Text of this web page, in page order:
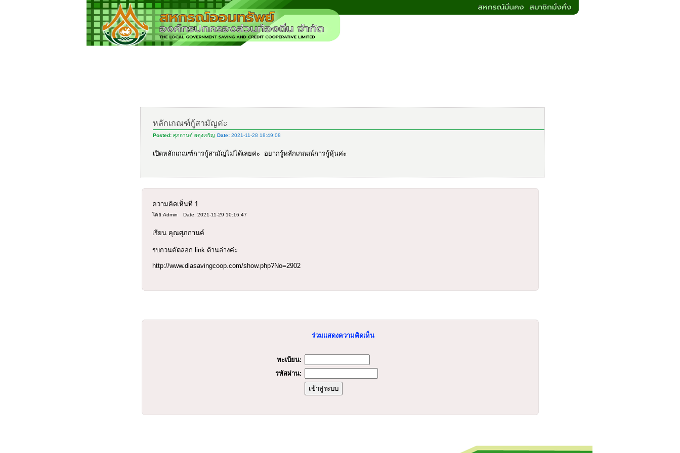
หลักเกณฑ์กู้สามัญค่ะ
Posted: ศุภกานต์ ผดุงเจริญ Date: 2021-11-28 18:49:08
เปิดหลักเกณฑ์การกู้สามัญไม่ได้เลยค่ะ อยากรู้หลักเกณณ์การกู้หุ้นค่ะ
ความคิดเห็นที่ 1
โดย:Admin Date: 2021-11-29 10:16:47
เรียน คุณศุภกานค์
รบกวนคัดลอก link ด้านล่างค่ะ
http://www.dlasavingcoop.com/show.php?No=2902
ร่วมแสดงความคิดเห็น
ทะเบียน:
รหัสผ่าน: